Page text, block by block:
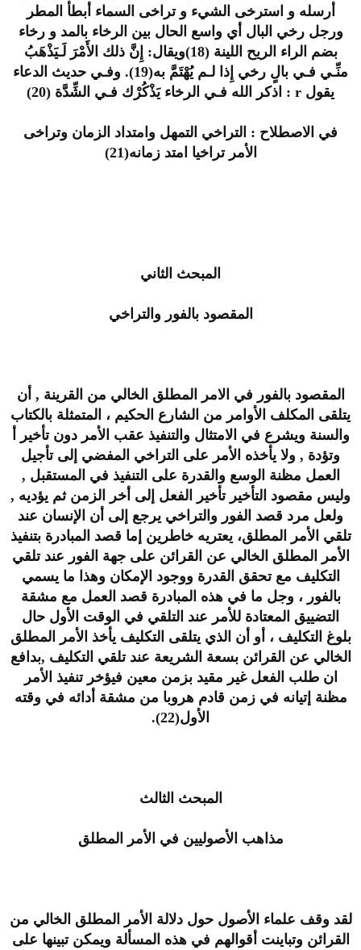
أرسله و استرخى الشيء و تراخى السماء أبطأ المطر
ورجل رخي البال أي واسع الحال بين الرخاء بالمد و رخاء
بضم الراء الريح اللينة (18)ويقال: إِنَّ ذلك الأَمْرَ لَـيَذْهَبُ
منِّـي فـي بالٍ رخي إِذا لـم يُهْتَمَّ به(19). وفـي حديث الدعاء
يقول r : اذكر الله فـي الرخاء يَذْكُرْك فـي الشِّدَّة (20)
في الاصطلاح : التراخي التمهل وامتداد الزمان وتراخى
الأمر تراخيا امتد زمانه(21)
المبحث الثاني
المقصود بالفور والتراخي
المقصود بالفور في الامر المطلق الخالي من القرينة , أن
يتلقى المكلف الأوامر من الشارع الحكيم ، المتمثلة بالكتاب
والسنة ويشرع في الامتثال والتنفيذ عقب الأمر دون تأخير أ
وتؤدة , ولا يأخذه الأمر على التراخي المفضي إلى تأجيل
العمل مظنة الوسع والقدرة على التنفيذ في المستقبل ,
وليس مقصود التأخير تأخير الفعل إلى أخر الزمن ثم يؤديه ,
ولعل مرد قصد الفور والتراخي يرجع إلى أن الإنسان عند
تلقي الأمر المطلق، يعتريه خاطرين إما قصد المبادرة بتنفيذ
الأمر المطلق الخالي عن القرائن على جهة الفور عند تلقي
التكليف مع تحقق القدرة ووجود الإمكان وهذا ما يسمي
بالفور ، وجل ما في هذه المبادرة قصد العمل مع مشقة
التضييق المعتادة للأمر عند التلقي في الوقت الأول حال
بلوغ التكليف ، أو أن الذي يتلقى التكليف يأخذ الأمر المطلق
الخالي عن القرائن بسعة الشريعة عند تلقي التكليف ,بدافع
ان طلب الفعل غير مقيد بزمن معين فيؤخر تنفيذ الأمر
مظنة إتيانه في زمن قادم هروبا من مشقة أدائه في وقته
الأول(22).
المبحث الثالث
مذاهب الأصوليين في الأمر المطلق
لقد وقف علماء الأصول حول دلالة الأمر المطلق الخالي من
القرائن وتباينت أقوالهم في هذه المسألة ويمكن تبينها على